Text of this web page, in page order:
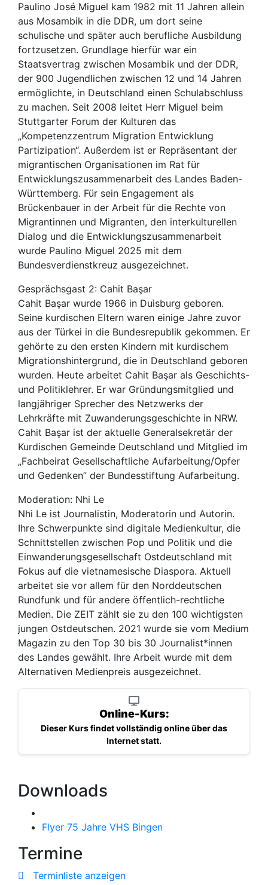
Paulino José Miguel kam 1982 mit 11 Jahren allein
aus Mosambik in die DDR, um dort seine
schulische und später auch berufliche Ausbildung
fortzusetzen. Grundlage hierfür war ein
Staatsvertrag zwischen Mosambik und der DDR,
der 900 Jugendlichen zwischen 12 und 14 Jahren
ermöglichte, in Deutschland einen Schulabschluss
zu machen. Seit 2008 leitet Herr Miguel beim
Stuttgarter Forum der Kulturen das
„Kompetenzzentrum Migration Entwicklung
Partizipation“. Außerdem ist er Repräsentant der
migrantischen Organisationen im Rat für
Entwicklungszusammenarbeit des Landes Baden-
Württemberg. Für sein Engagement als
Brückenbauer in der Arbeit für die Rechte von
Migrantinnen und Migranten, den interkulturellen
Dialog und die Entwicklungszusammenarbeit
wurde Paulino Miguel 2025 mit dem
Bundesverdienstkreuz ausgezeichnet.
Gesprächsgast 2: Cahit Başar
Cahit Başar wurde 1966 in Duisburg geboren.
Seine kurdischen Eltern waren einige Jahre zuvor
aus der Türkei in die Bundesrepublik gekommen. Er
gehörte zu den ersten Kindern mit kurdischem
Migrationshintergrund, die in Deutschland geboren
wurden. Heute arbeitet Cahit Başar als Geschichts-
und Politiklehrer. Er war Gründungsmitglied und
langjähriger Sprecher des Netzwerks der
Lehrkräfte mit Zuwanderungsgeschichte in NRW.
Cahit Başar ist der aktuelle Generalsekretär der
Kurdischen Gemeinde Deutschland und Mitglied im
„Fachbeirat Gesellschaftliche Aufarbeitung/Opfer
und Gedenken” der Bundesstiftung Aufarbeitung.
Moderation: Nhi Le
Nhi Le ist Journalistin, Moderatorin und Autorin.
Ihre Schwerpunkte sind digitale Medienkultur, die
Schnittstellen zwischen Pop und Politik und die
Einwanderungsgesellschaft Ostdeutschland mit
Fokus auf die vietnamesische Diaspora. Aktuell
arbeitet sie vor allem für den Norddeutschen
Rundfunk und für andere öffentlich-rechtliche
Medien. Die ZEIT zählt sie zu den 100 wichtigsten
jungen Ostdeutschen. 2021 wurde sie vom Medium
Magazin zu den Top 30 bis 30 Journalist*innen
des Landes gewählt. Ihre Arbeit wurde mit dem
Alternativen Medienpreis ausgezeichnet.
Online-Kurs:
Dieser Kurs findet vollständig online über das
Internet statt.
Downloads
Flyer 75 Jahre VHS Bingen
Termine
Terminliste anzeigen